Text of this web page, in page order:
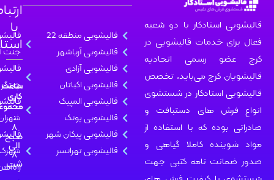
استادکار با دو شعبه
خدمات قالیشویی در
رسمی اتحادیه
کرج می‌باید، تخصص
استادکار در شستشوی
های دستبافت و
که با استفاده از
کاملا گیاهی و
نامه کتبی جهت
قالیشویی منطقه 22
قالیشویی آریاشهر
قالیشویی آزادی
قالیشویی اکباتان
قالیشویی المپیک
قالیشویی پونک
قالیشویی پیکان شهر
قالیشویی تهرانسر
قالیشویی
جنت آباد
چیتگر
قالیشویی
شهران
قالیشویی
شهرک
ارتباط
با
استادکار
ساعت
کاری
مجموعه
صبح
۸